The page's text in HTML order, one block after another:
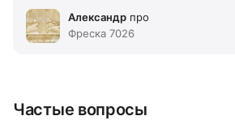
Александр про
Фреска 7026
Частые вопросы